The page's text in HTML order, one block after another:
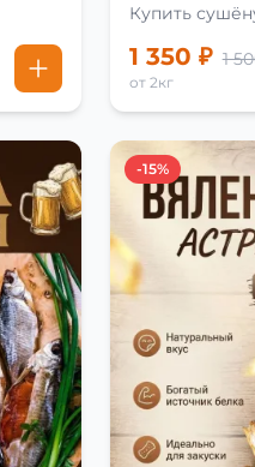
Купить
1 350 ₽ 1
от 2кг
-15%